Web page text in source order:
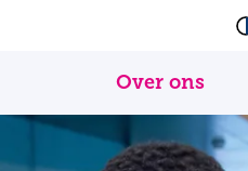
Over ons